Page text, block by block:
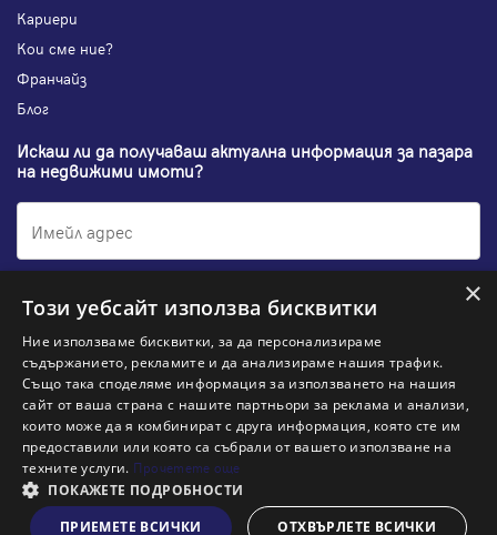
Заяви оглед
Кариери
Кои сме ние?
Франчайз
Блог
Искаш ли да получаваш актуална информация за пазара
на недвижими имоти?
Абонирам се
НАЙ-ПОПУЛЯРНИ ТЪРСЕНИЯ:
Общи условия
Политика за "бисквитки"
Политики за поверителност
Информация по ЗЗЛПСПООИН
×
Този уебсайт използва бисквитки
Ние използваме бисквитки, за да персонализираме
съдържанието, рекламите и да анализираме нашия трафик.
Също така споделяме информация за използването на нашия
сайт от ваша страна с нашите партньори за реклама и анализи,
които може да я комбинират с друга информация, която сте им
предоставили или която са събрали от вашето използване на
техните услуги. Прочетете още
ПОКАЖЕТЕ ПОДРОБНОСТИ
ПРИЕМЕТЕ ВСИЧКИ
ОТХВЪРЛЕТЕ ВСИЧКИ